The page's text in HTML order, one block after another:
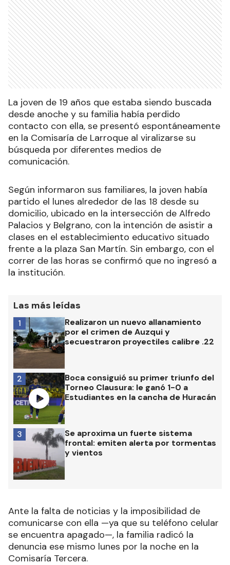
La joven de 19 años que estaba siendo buscada
desde anoche y su familia había perdido
contacto con ella, se presentó espontáneamente
en la Comisaría de Larroque al viralizarse su
búsqueda por diferentes medios de
comunicación.
Según informaron sus familiares, la joven había
partido el lunes alrededor de las 18 desde su
domicilio, ubicado en la intersección de Alfredo
Palacios y Belgrano, con la intención de asistir a
clases en el establecimiento educativo situado
frente a la plaza San Martín. Sin embargo, con el
correr de las horas se confirmó que no ingresó a
la institución.
Las más leídas
Realizaron un nuevo allanamiento
por el crimen de Auzqui y
secuestraron proyectiles calibre .22
1
Boca consiguió su primer triunfo del
Torneo Clausura: le ganó 1-0 a
Estudiantes en la cancha de Huracán
2
Se aproxima un fuerte sistema
frontal: emiten alerta por tormentas
y vientos
3
Ante la falta de noticias y la imposibilidad de
comunicarse con ella —ya que su teléfono celular
se encuentra apagado—, la familia radicó la
denuncia ese mismo lunes por la noche en la
Comisaría Tercera.